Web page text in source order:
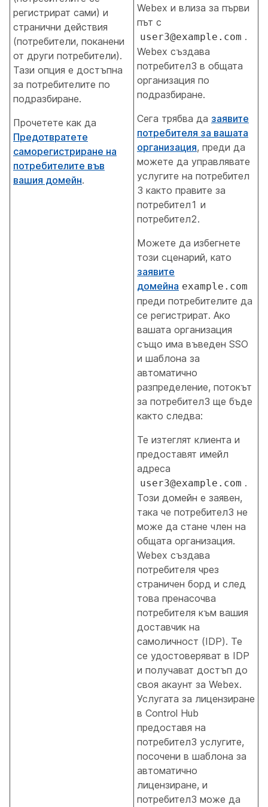
регистрират сами) и
странични действия
(потребители, поканени
от други потребители).
Тази опция е достъпна
за потребителите по
подразбиране.
Прочетете как да
Предотвратете
саморегистриране на
потребителите във
вашия домейн.
Webex и влиза за първи
път с
user3@example.com .
Webex създава
потребител3 в общата
организация по
подразбиране.
Сега трябва да заявите
потребителя за вашата
организация, преди да
можете да управлявате
услугите на потребител
3 както правите за
потребител1 и
потребител2.
Можете да избегнете
този сценарий, като
заявите
домейна example.com
преди потребителите да
се регистрират. Ако
вашата организация
също има въведен SSO
и шаблона за
автоматично
разпределение, потокът
за потребител3 ще бъде
както следва:
Те изтеглят клиента и
предоставят имейл
адреса
user3@example.com .
Този домейн е заявен,
така че потребител3 не
може да стане член на
общата организация.
Webex създава
потребителя чрез
страничен борд и след
това пренасочва
потребителя към вашия
доставчик на
самоличност (IDP). Те
се удостоверяват в IDP
и получават достъп до
своя акаунт за Webex.
Услугата за лицензиране
в Control Hub
предоставя на
потребител3 услугите,
посочени в шаблона за
автоматично
лицензиране, и
потребител3 може да